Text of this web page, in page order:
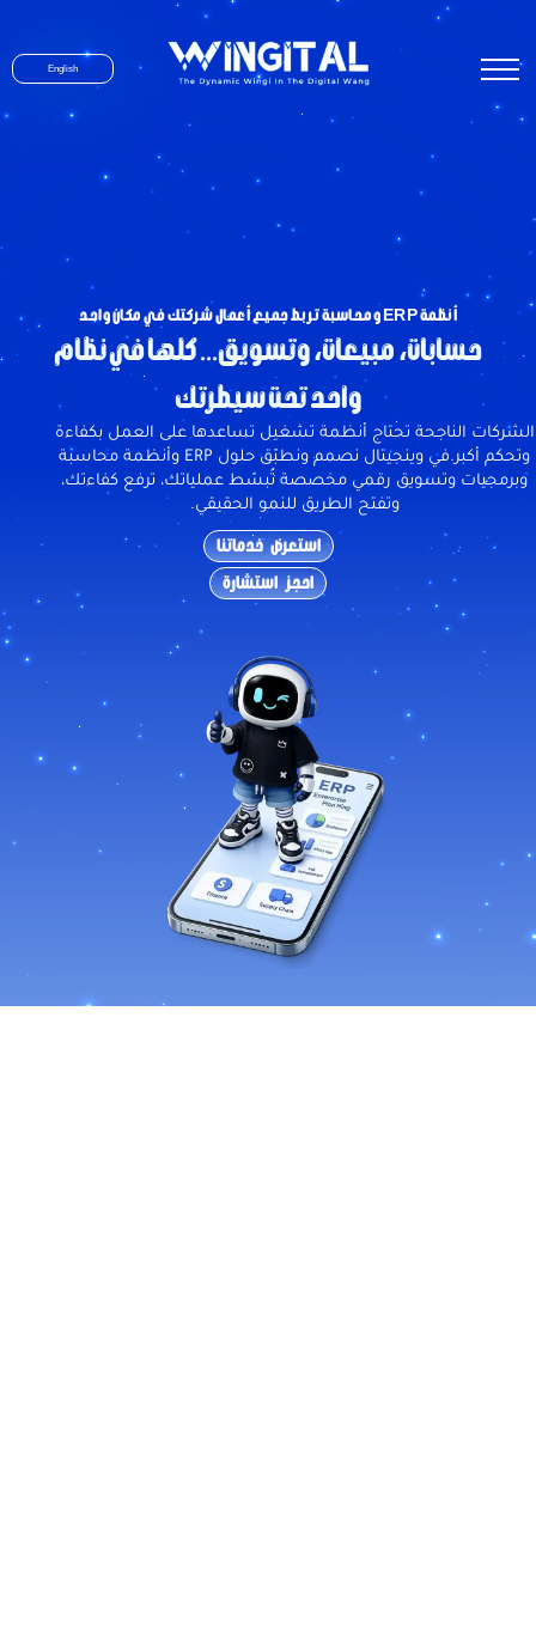
English
أنظمة ERP ومحاسبة تربط جميع أعمال شركتك في مكان واحد
حسابات، مبيعات، وتسويق... كلها في نظام
واحد تحت سيطرتك
الشركات الناجحة تحتاج أنظمة تشغيل تساعدها على العمل بكفاءة
وتحكم أكبر.في وينجيتال نصمم ونطبّق حلول ERP وأنظمة محاسبة
وبرمجيات وتسويق رقمي مخصصة تُبسّط عملياتك، ترفع كفاءتك،
وتفتح الطريق للنمو الحقيقي.
استعرض خدماتنا
احجز استشارة